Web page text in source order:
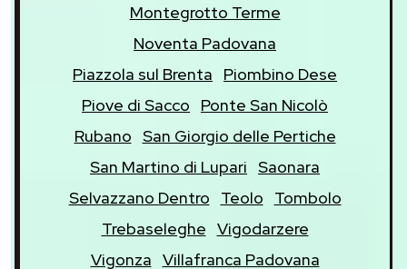
Montegrotto Terme
Noventa Padovana
Piazzola sul Brenta
Piombino Dese
Piove di Sacco
Ponte San Nicolò
Rubano San Giorgio delle Pertiche
San Martino di Lupari Saonara
Selvazzano Dentro
Teolo
Tombolo
Trebaseleghe Vigodarzere
Vigonza Villafranca Padovana